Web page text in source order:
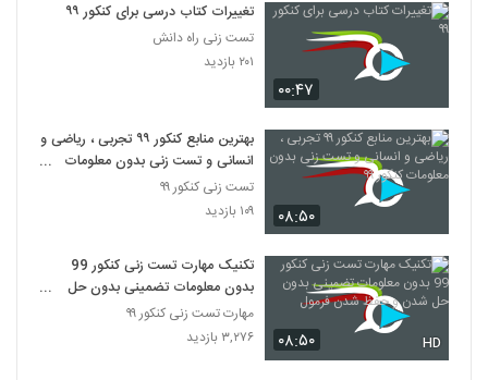
۰۰:۴۷
تغییرات کتاب درسی برای کنکور ۹۹
تست زنی راه دانش
۲۰۱ بازدید
۰۸:۵۰
بهترین منابع کنکور ۹۹ تجربی ، ریاضی و
انسانی و تست زنی بدون معلومات
کنکور ۹۹
تست زنی کنکور ۹۹
۱۰۹ بازدید
۰۸:۵۰ HD
تکنیک مهارت تست زنی کنکور 99
بدون معلومات تضمینی بدون حل
شدن و حفظ شدن فرمول
مهارت تست زنی کنکور ۹۹
۳,۲۷۶ بازدید